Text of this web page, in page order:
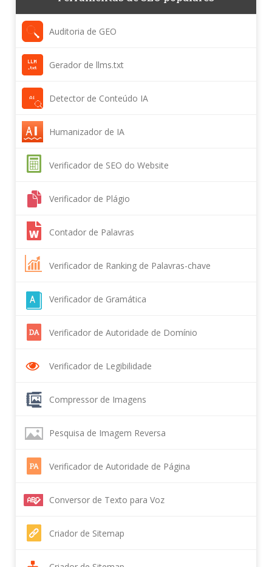
Auditoria de GEO
Gerador de llms.txt
Detector de Conteúdo IA
Humanizador de IA
Verificador de SEO do Website
Verificador de Plágio
Contador de Palavras
Verificador de Ranking de Palavras-chave
Verificador de Gramática
Verificador de Autoridade de Domínio
Verificador de Legibilidade
Compressor de Imagens
Pesquisa de Imagem Reversa
Verificador de Autoridade de Página
Conversor de Texto para Voz
Criador de Sitemap